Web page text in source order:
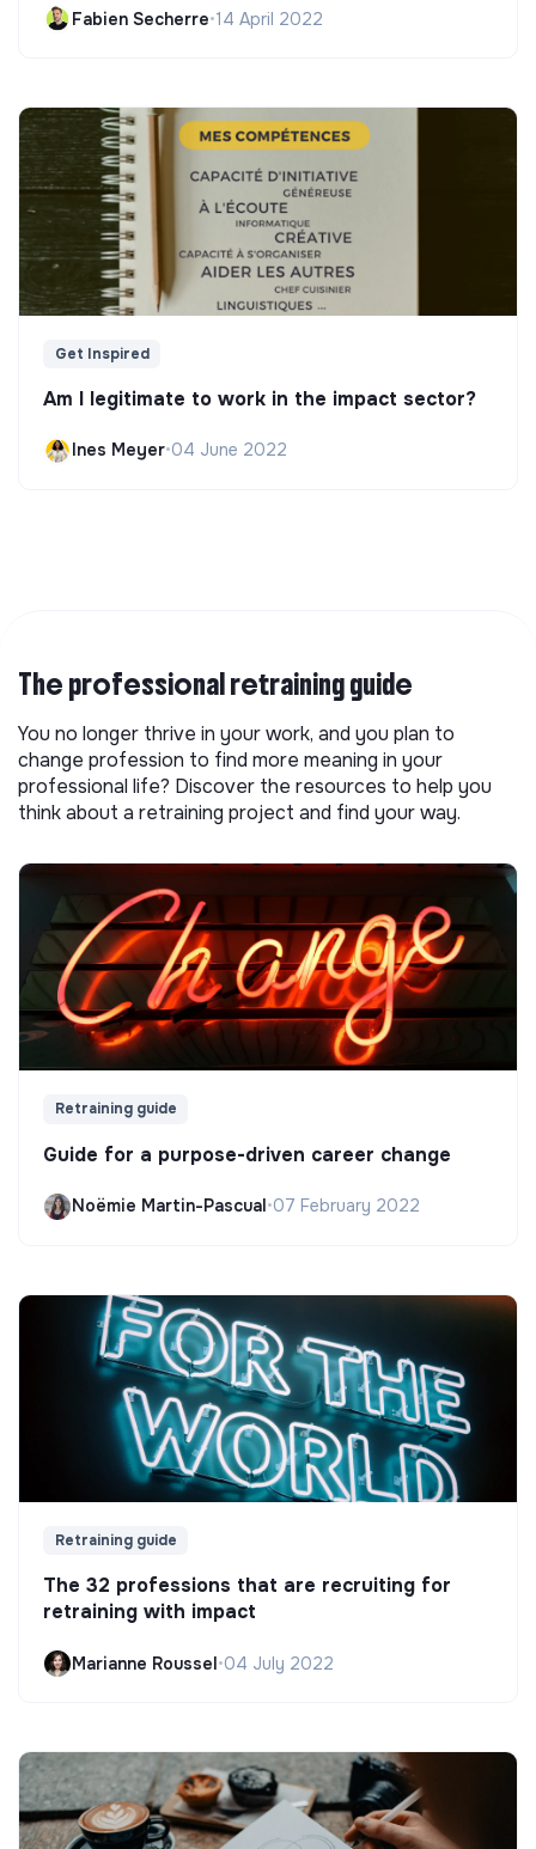
Fabien Secherre•14 April 2022
Get Inspired
Am I legitimate to work in the impact sector?
Ines Meyer•04 June 2022
The professional retraining guide
You no longer thrive in your work, and you plan to
change profession to find more meaning in your
professional life? Discover the resources to help you
think about a retraining project and find your way.
Retraining guide
Guide for a purpose-driven career change
Noëmie Martin-Pascual•07 February 2022
Retraining guide
The 32 professions that are recruiting for
retraining with impact
Marianne Roussel•04 July 2022